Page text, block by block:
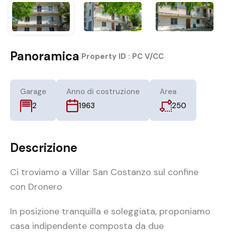
Panoramica Property ID : PC V/CC
Garage
2
Anno di costruzione
1963
Area
250
Descrizione
Ci troviamo a Villar San Costanzo sul confine
con Dronero
In posizione tranquilla e soleggiata, proponiamo
casa indipendente composta da due